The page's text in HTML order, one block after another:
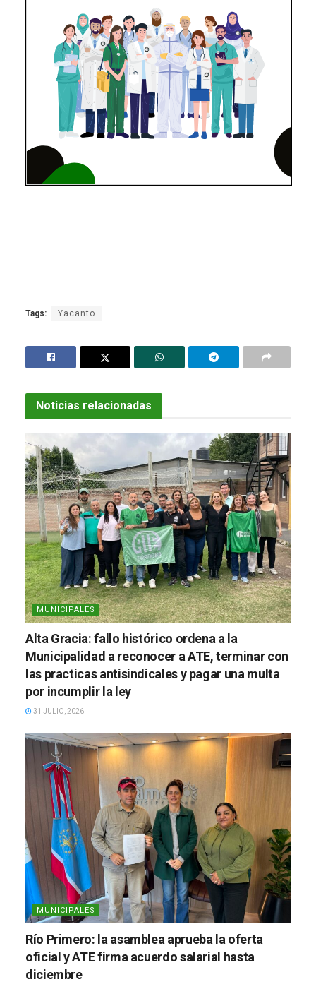
Tags: Yacanto
Noticias relacionadas
MUNICIPALES
Alta Gracia: fallo histórico ordena a la
Municipalidad a reconocer a ATE, terminar con
las practicas antisindicales y pagar una multa
por incumplir la ley
31 JULIO, 2026
MUNICIPALES
Río Primero: la asamblea aprueba la oferta
oficial y ATE firma acuerdo salarial hasta
diciembre